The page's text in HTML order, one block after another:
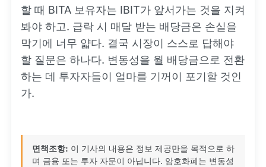
할 때 BITA 보유자는 IBIT가 앞서가는 것을 지켜
봐야 하고. 급락 시 매달 받는 배당금은 손실을
막기에 너무 얇다. 결국 시장이 스스로 답해야
할 질문은 하나다. 변동성을 월 배당금으로 전환
하는 데 투자자들이 얼마를 기꺼이 포기할 것인
가.
면책조항: 이 기사의 내용은 정보 제공만을 목적으로 하
며 금융 또는 투자 자문이 아닙니다. 암호화폐는 변동성